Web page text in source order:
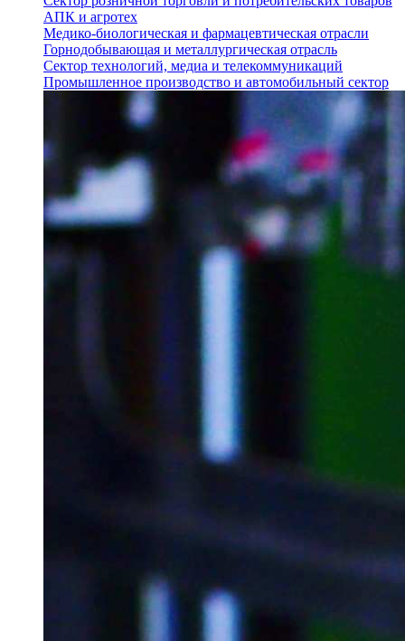
АПК и агротех
Медико-биологическая и фармацевтическая отрасли
Горнодобывающая и металлургическая отрасль
Сектор технологий, медиа и телекоммуникаций
Промышленное производство и автомобильный сектор